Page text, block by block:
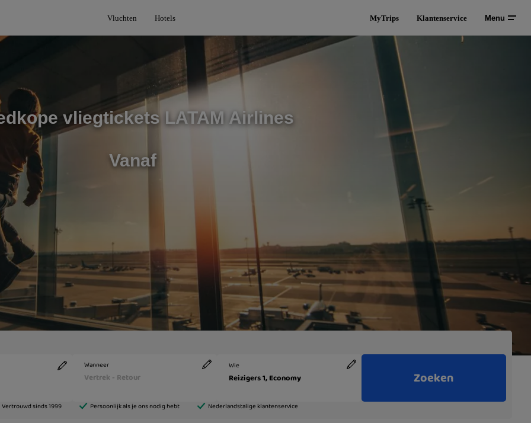
Vluchten Hotels MyTrips Klantenservice Menu
vliegtickets LATAM Airlines
Vanaf